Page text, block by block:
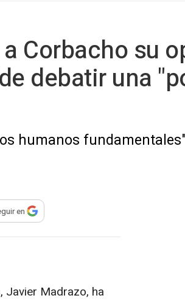
Corbacho su
debatir una
humanos
compartir
en
Javier Madrazo, ha